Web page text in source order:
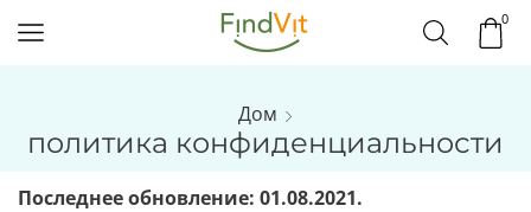
0
Дом
политика конфиденциальности
Последнее обновление: 01.08.2021.